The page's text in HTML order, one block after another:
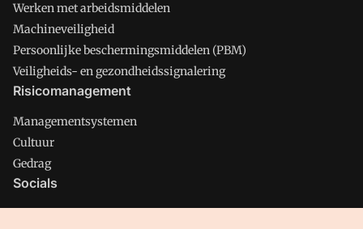
Werken met arbeidsmiddelen
Machineveiligheid
Persoonlijke beschermingsmiddelen (PBM)
Veiligheids- en gezondheidssignalering
Risicomanagement
Managementsystemen
Cultuur
Gedrag
Socials